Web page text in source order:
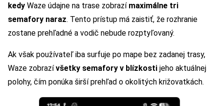
kedy Waze údajne na trase zobrazí maximálne tri
semafory naraz. Tento prístup má zaistiť, že rozhranie
zostane prehľadné a vodič nebude rozptyľovaný.
Ak však používateľ iba surfuje po mape bez zadanej trasy,
Waze zobrazívšetky semafory v blízkosti jeho aktuálnej
polohy, čím ponúka širší prehľad o okolitých križovatkách.